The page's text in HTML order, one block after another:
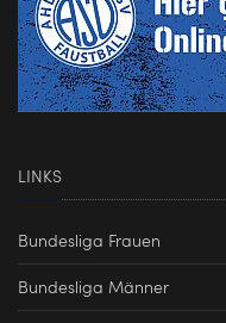
LINKS
Bundesliga Frauen
Bundesliga Männer